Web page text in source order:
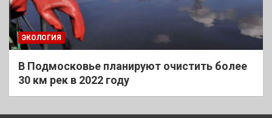
ЭКОЛОГИЯ
В Подмосковье планируют очистить более
30 км рек в 2022 году